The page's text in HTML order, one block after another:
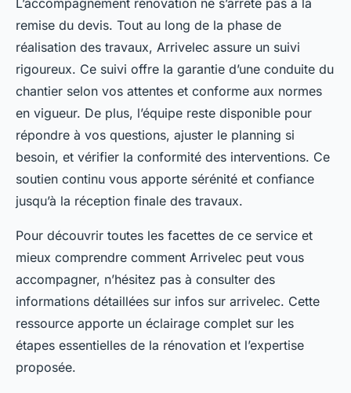
L’accompagnement rénovation ne s’arrête pas à la
remise du devis. Tout au long de la phase de
réalisation des travaux, Arrivelec assure un suivi
rigoureux. Ce suivi offre la garantie d’une conduite du
chantier selon vos attentes et conforme aux normes
en vigueur. De plus, l’équipe reste disponible pour
répondre à vos questions, ajuster le planning si
besoin, et vérifier la conformité des interventions. Ce
soutien continu vous apporte sérénité et confiance
jusqu’à la réception finale des travaux.
Pour découvrir toutes les facettes de ce service et
mieux comprendre comment Arrivelec peut vous
accompagner, n’hésitez pas à consulter des
informations détaillées sur infos sur arrivelec. Cette
ressource apporte un éclairage complet sur les
étapes essentielles de la rénovation et l’expertise
proposée.